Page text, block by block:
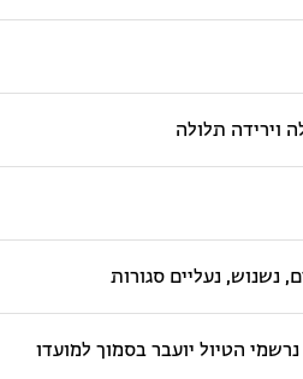
וירידה תלולה
הטיול יועבר בסמוך למועדו